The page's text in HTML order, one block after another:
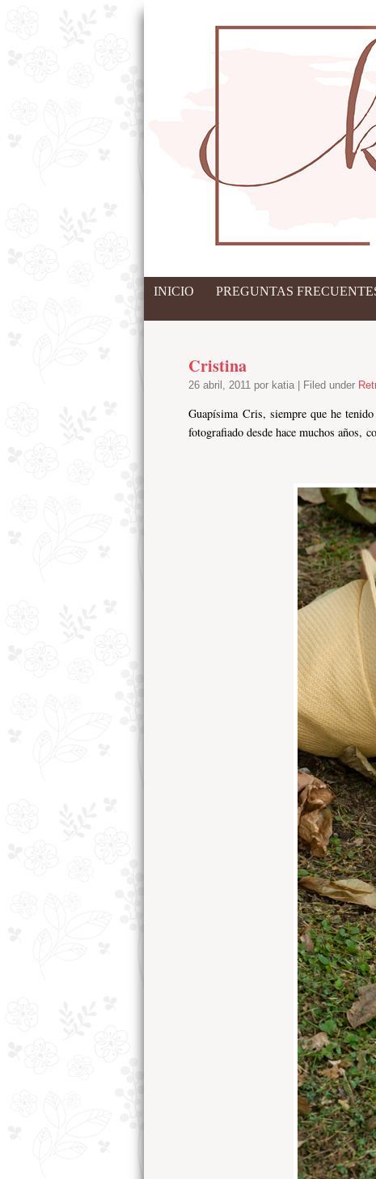
INICIO PREGUNTAS
Cristina
26 abril, 2011 por katia | Filed under
Guapísima Cris, siempre que he
fotografiado desde hace muchos años,